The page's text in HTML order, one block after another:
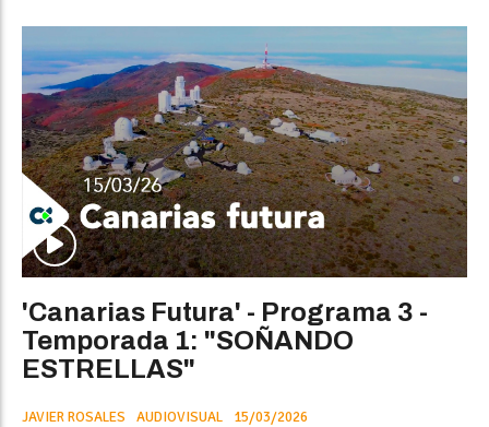
'Canarias Futura' - Programa 3 -
Temporada 1: "SOÑANDO
ESTRELLAS"
JAVIER ROSALES AUDIOVISUAL 15/03/2026